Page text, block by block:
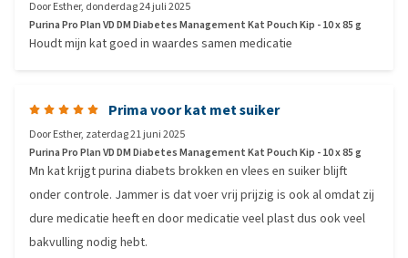
DoorEsther, donderdag 24 juli 2025
Purina Pro Plan VD DM Diabetes Management Kat Pouch Kip - 10 x 85 g
Houdt mijn kat goed in waardes samen medicatie
Prima voor kat met suiker
DoorEsther, zaterdag 21 juni 2025
Purina Pro Plan VD DM Diabetes Management Kat Pouch Kip - 10 x 85 g
Mn kat krijgt purina diabets brokken en vlees en suiker blijft
onder controle. Jammer is dat voer vrij prijzig is ook al omdat zij
dure medicatie heeft en door medicatie veel plast dus ook veel
bakvulling nodig hebt.